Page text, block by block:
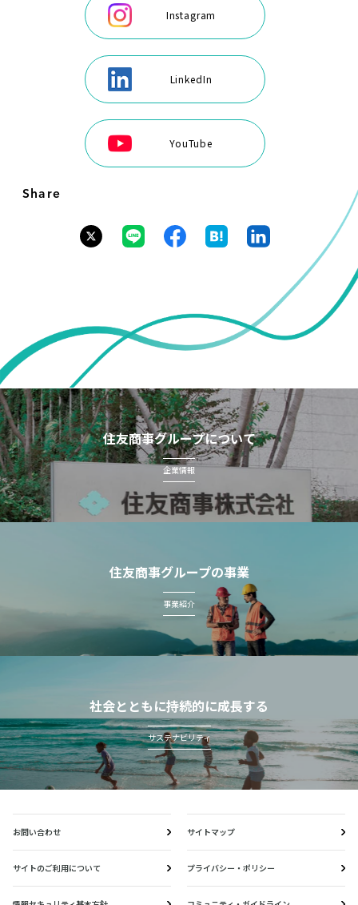
Instagram
LinkedIn
YouTube
Share
住友商事グループについて
企業情報
住友商事グループの事業
事業紹介
社会とともに持続的に成長する
サステナビリティ
お問い合わせ サイトマップ
サイトのご利用について プライバシー・ポリシー